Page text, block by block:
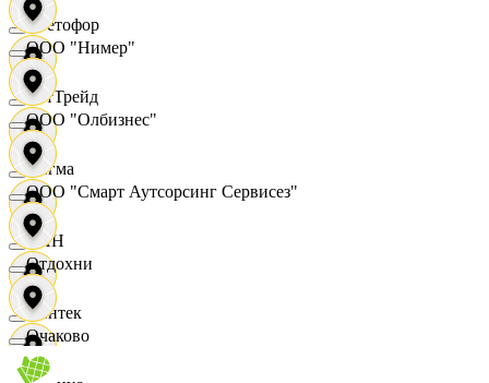
Светофор
СетТрейд
Сигма
СИН
Синтек
ООО "Нимер"
ООО "Олбизнес"
ООО "Смарт Аутсорсинг Сервисез"
Отдохни
Очаково